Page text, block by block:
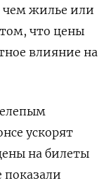
чем жилье или
что цены
влияние на
ускорят
на билеты
показали